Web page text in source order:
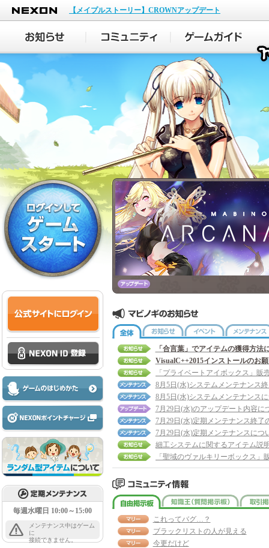
NEXON
【メイプルストーリー】CROWNアップデート
毎週水曜日 10:00～15:00
メンテナンス中はゲーム
に
接続できません。
全体 お知らせ イベント
「合言葉」でアイテムの獲得方法
VisualC++2015インストールのお
8月5日(水)システムメンテナンス
8月5日(水)システムメンテナンス
7月29日(水)のアップデート内容に
7月29日(水)定期メンテナンス終了
7月29日(水)定期メンテナンスにつ
細工システムに関するアイテム説
自由掲示板 知識
これってバグ…？
ブラックリストの人が見える
今更だけど